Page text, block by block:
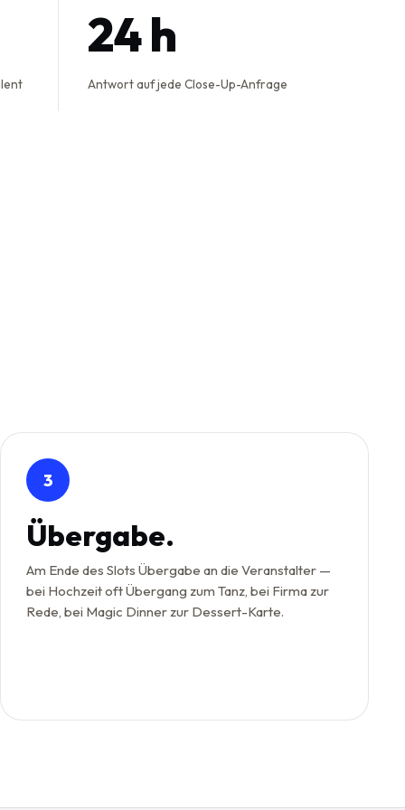
24 h
Antwort auf jede Close-Up-Anfrage
3
Übergabe.
Am Ende des Slots Übergabe an die Veranstalter —
bei Hochzeit oft Übergang zum Tanz, bei Firma zur
Rede, bei Magic Dinner zur Dessert-Karte.